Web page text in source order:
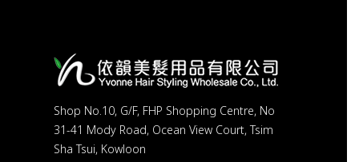
Shop No.10, G/F, FHP Shopping Centre, No
31-41 Mody Road, Ocean View Court, Tsim
Sha Tsui, Kowloon